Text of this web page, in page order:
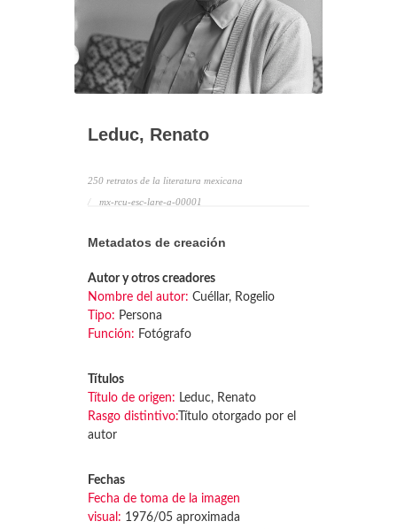
Leduc, Renato
250 retratos de la literatura mexicana
mx-rcu-esc-lare-a-00001
Metadatos de creación
Autor y otros creadores
Nombre del autor: Cuéllar, Rogelio
Tipo: Persona
Función: Fotógrafo
Títulos
Título de origen: Leduc, Renato
Rasgo distintivo: Título otorgado por el
autor
Fechas
Fecha de toma de la imagen
visual: 1976/05 aproximada